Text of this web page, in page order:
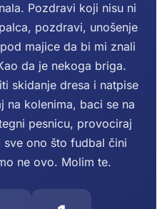
Pozdravi koji nisu ni
pozdravi, unošenje
majice da bi mi znali
da je nekoga briga.
skidanje dresa i natpise
na kolenima, baci se na
pesnicu, provociraj
sve ono što fudbal čini
ne ovo. Molim te.